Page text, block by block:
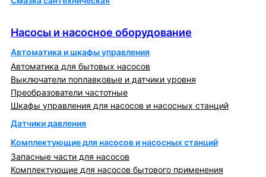
Насосы и насосное оборудование
Автоматика и шкафы управления
Автоматика для бытовых насосов
Выключатели поплавковые и датчики уровня
Преобразователи частотные
Шкафы управления для насосов и насосных станций
Датчики давления
Комплектующие для насосов и насосных станций
Запасные части для насосов
Комплектующие для насосов бытового применения